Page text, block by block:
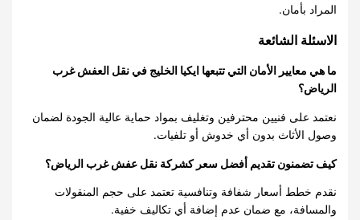
المراد بأمان.
الاسئلة الشائعة
ما هي معايير الأمان التي تتبعها ايكيا الخليج في نقل العفش غرب
الرياض؟
نعتمد على فنيين محترفين وتغليف بمواد حماية عالية الجودة لضمان
وصول الأثاث بدون أي خدوش أو تلفيات.
كيف تضمنون تقديم أفضل سعر كشركة نقل عفش غرب الرياض؟
نقدم خطط أسعار شفافة وتنافسية تعتمد على حجم المنقولات
والمسافة، مع ضمان عدم إضافة أي تكاليف خفية.